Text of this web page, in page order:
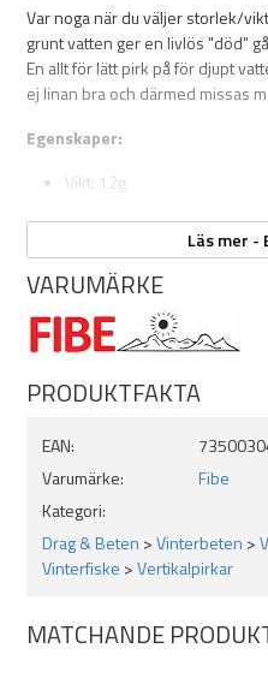
Var noga när du väljer storlek/
grunt vatten ger en livlös "död"
En allt för lätt pirk på för djupt
ej linan bra och därmed missas
Egenskaper:
Vikt: 12g
Justera enkelt avståndet
Läs mer -
VARUMÄRKE
PRODUKTFAKTA
EAN:
Varumärke:
Fibe
Kategori:
Drag & Beten >Vinterbeten >
Vinterfiske >Vertikalpirkar
MATCHANDE